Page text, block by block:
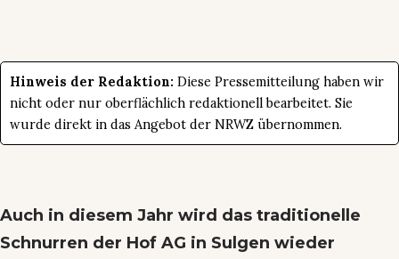
Hinweis der Redaktion: Diese Pressemitteilung haben wir
nicht oder nur oberflächlich redaktionell bearbeitet. Sie
wurde direkt in das Angebot der NRWZ übernommen.
Auch in diesem Jahr wird das traditionelle
Schnurren der Hof AG in Sulgen wieder